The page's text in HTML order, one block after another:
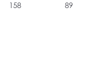
158 89